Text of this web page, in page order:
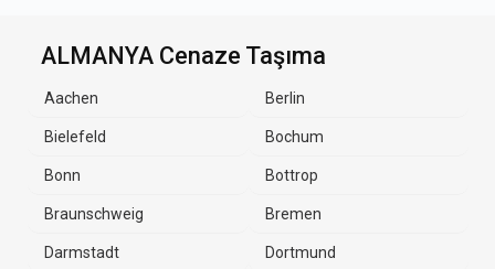
ALMANYA Cenaze Taşıma
Aachen Berlin
Bielefeld Bochum
Bonn Bottrop
Braunschweig Bremen
Darmstadt Dortmund